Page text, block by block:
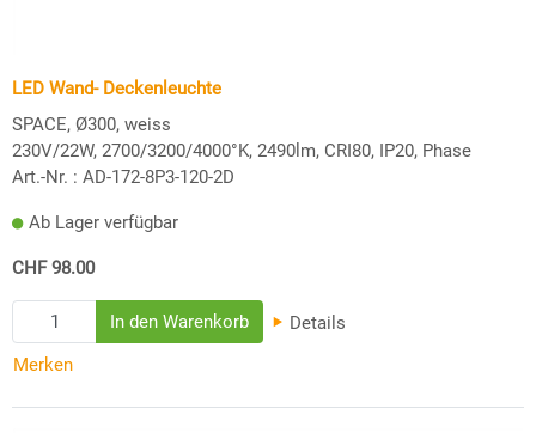
LED Wand- Deckenleuchte
SPACE, Ø300, weiss
230V/22W, 2700/3200/4000°K, 2490lm, CRI80, IP20, Phase
Art.-Nr. : AD-172-8P3-120-2D
Ab Lager verfügbar
CHF 98.00
Details
Merken